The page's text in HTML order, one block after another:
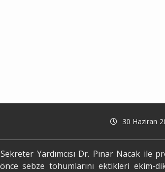
30 Haziran
Yardımcısı Dr. Pınar Nacak ile
sebze tohumlarını ektikleri ekim-